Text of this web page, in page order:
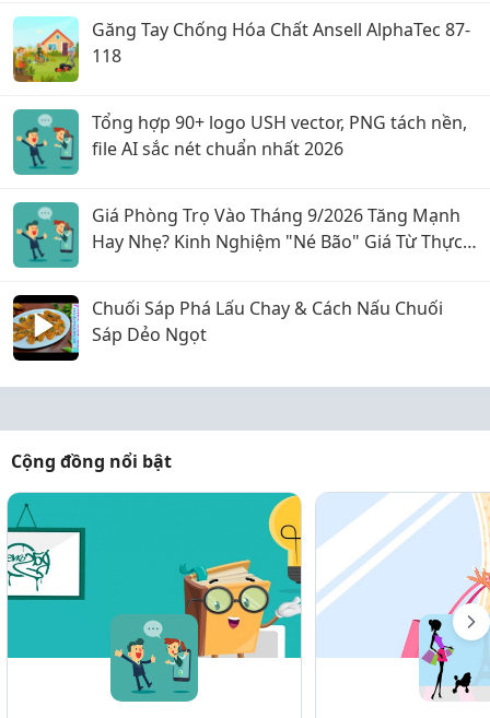
Găng Tay Chống Hóa Chất Ansell AlphaTec 87-
118
Tổng hợp 90+ logo USH vector, PNG tách nền,
file AI sắc nét chuẩn nhất 2026
Giá Phòng Trọ Vào Tháng 9/2026 Tăng Mạnh
Hay Nhẹ? Kinh Nghiệm "Né Bão" Giá Từ Thực
Chuối Sáp Phá Lấu Chay & Cách Nấu Chuối
Sáp Dẻo Ngọt
Cộng đồng nổi bật